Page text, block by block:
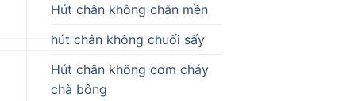
Hút chân không chăn mền
hút chân không chuối sấy
Hút chân không cơm cháy
chà bông